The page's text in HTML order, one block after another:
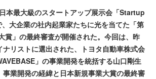
本最大級のスタートアップ展示会「Startup
大企業の社内起業家たちに光を当てた「第
賞」の最終審査が開催された。今回は、昨
リストに選出された、トヨタ自動車株式会
」の事業開発を統括する山口剛生
事業開発の経緯と日本新規事業大賞の最終審